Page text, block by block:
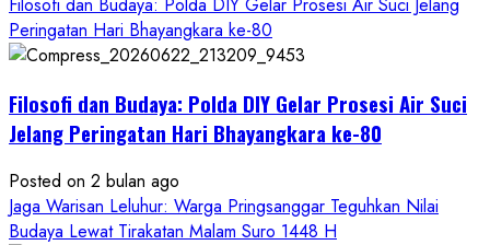
Filosofi dan Budaya: Polda DIY Gelar Prosesi Air Suci Jelang
Peringatan Hari Bhayangkara ke-80
Filosofi dan Budaya: Polda DIY Gelar Prosesi Air Suci
Jelang Peringatan Hari Bhayangkara ke-80
Posted on 2 bulan ago
Jaga Warisan Leluhur: Warga Pringsanggar Teguhkan Nilai
Budaya Lewat Tirakatan Malam Suro 1448 H